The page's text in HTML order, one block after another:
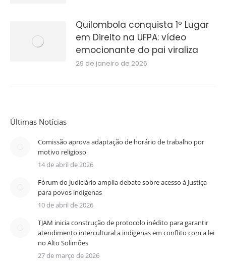
Quilombola conquista 1º Lugar
em Direito na UFPA: vídeo
emocionante do pai viraliza
29 de janeiro de 2026
Últimas Notícias
Comissão aprova adaptação de horário de trabalho por
motivo religioso
14 de abril de 2026
Fórum do Judiciário amplia debate sobre acesso à Justiça
para povos indígenas
10 de abril de 2026
TJAM inicia construção de protocolo inédito para garantir
atendimento intercultural a indígenas em conflito com a lei
no Alto Solimões
27 de março de 2026